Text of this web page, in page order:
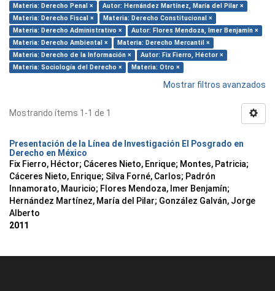
Materia: Derecho Penal ×
Autor: Hernández Martínez, María del Pilar ×
Materia: Derecho Fiscal ×
Materia: Derecho Constitucional ×
Materia: Derecho Administrativo ×
Autor: Flores Mendoza, Imer Benjamín ×
Materia: Derecho Ambiental ×
Materia: Derecho Mercantil ×
Materia: Derecho de la Información ×
Autor: Fix Fierro, Héctor ×
Materia: Sociología del Derecho ×
Materia: Otro ×
Mostrar filtros avanzados
Mostrando ítems 1-1 de 1
Presentación de la Línea de Investigación El Posgrado en
Derecho en México
Fix Fierro, Héctor; Cáceres Nieto, Enrique; Montes, Patricia;
Cáceres Nieto, Enrique; Silva Forné, Carlos; Padrón
Innamorato, Mauricio; Flores Mendoza, Imer Benjamín;
Hernández Martínez, María del Pilar; González Galván, Jorge
Alberto
2011